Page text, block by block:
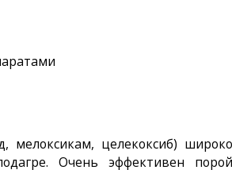
целекоксиб) широко
Очень эффективен порой